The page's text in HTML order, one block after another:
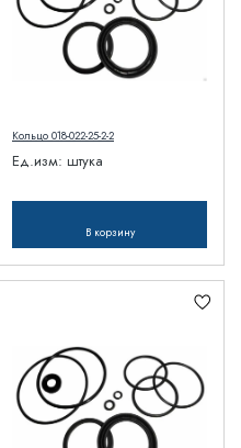
Кольцо 018-022-25-2-2
Ед.изм: штука
В корзину